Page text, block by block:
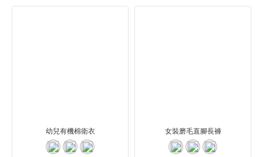
幼兒有機棉衛衣 女裝磨毛直腳長褲